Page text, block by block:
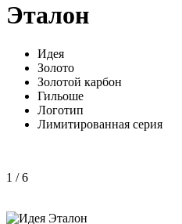
Эталон
Идея
Золото
Золотой карбон
Гильоше
Логотип
Лимитированная серия
1 / 6